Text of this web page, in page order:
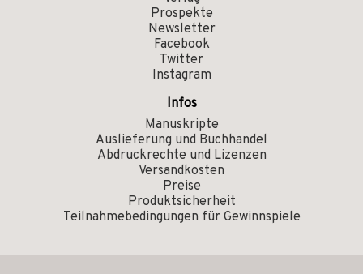
Prospekte
Newsletter
Facebook
Twitter
Instagram
Infos
Manuskripte
Auslieferung und Buchhandel
Abdruckrechte und Lizenzen
Versandkosten
Preise
Produktsicherheit
Teilnahmebedingungen für Gewinnspiele